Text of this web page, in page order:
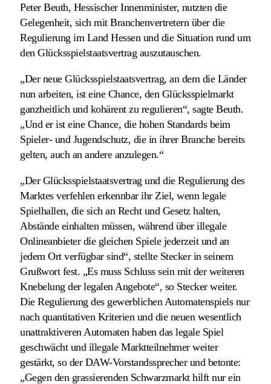
Peter Beuth, Hessischer Innenminister, nutzten die
Gelegenheit, sich mit Branchenvertretern über die
Regulierung im Land Hessen und die Situation rund um
den Glücksspielstaatsvertrag auszutauschen.
„Der neue Glücksspielstaatsvertrag, an dem die Länder
nun arbeiten, ist eine Chance, den Glücksspielmarkt
ganzheitlich und kohärent zu regulieren“, sagte Beuth.
„Und er ist eine Chance, die hohen Standards beim
Spieler- und Jugendschutz, die in ihrer Branche bereits
gelten, auch an andere anzulegen.“
„Der Glücksspielstaatsvertrag und die Regulierung des
Marktes verfehlen erkennbar ihr Ziel, wenn legale
Spielhallen, die sich an Recht und Gesetz halten,
Abstände einhalten müssen, während über illegale
Onlineanbieter die gleichen Spiele jederzeit und an
jedem Ort verfügbar sind“, stellte Stecker in seinem
Grußwort fest. „Es muss Schluss sein mit der weiteren
Knebelung der legalen Angebote“, so Stecker weiter.
Die Regulierung des gewerblichen Automatenspiels nur
nach quantitativen Kriterien und die neuen wesentlich
unattraktiveren Automaten haben das legale Spiel
geschwächt und illegale Marktteilnehmer weiter
gestärkt, so der DAW-Vorstandssprecher und betonte:
„Gegen den grassierenden Schwarzmarkt hilft nur ein